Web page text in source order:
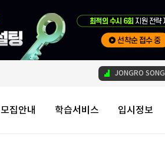
JONGRO SONG
모집안내 학습서비스 입시정보